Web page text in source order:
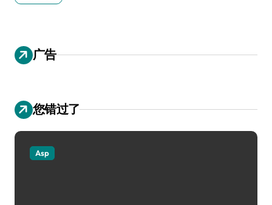
广告
您错过了
Asp